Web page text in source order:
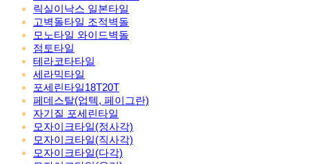
릭실이낙스 일본타일
고벽돌타일 조적벽돌
모노타일 와이드벽돌
점토타일
테라코타타일
세라믹타일
포세린타일18T20T
페데스탈(업텍, 페이그란)
자기질 포세린타일
모자이크타일(정사각)
모자이크타일(직사각)
모자이크타일(다각)